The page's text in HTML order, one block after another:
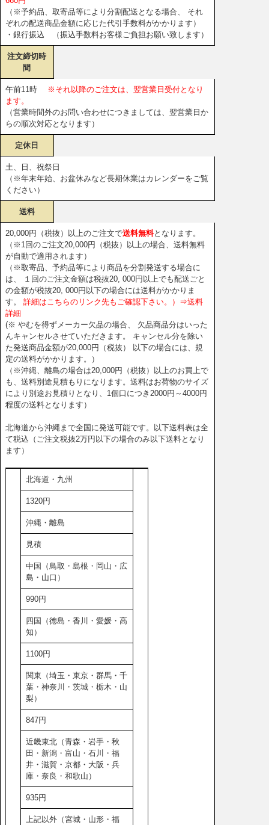
（※予約品、取寄品等により分割配送となる場合、 それ
ぞれの配送商品金額に応じた代引手数料がかかります）
・銀行振込 （振込手数料お客様ご負担お願い致します）
注文締切時
間
午前11時
※それ以降のご注文は、翌営業日受付となり
ます。
（営業時間外のお問い合わせにつきましては、翌営業日か
らの順次対応となります）
定休日
土、日、祝祭日
（※年末年始、お盆休みなど長期休業はカレンダーをご覧
ください）
送料
20,000円（税抜）以上のご注文で送料無料となります。
（※1回のご注文20,000円（税抜）以上の場合、送料無料
が自動で適用されます）
（※取寄品、予約品等により商品を分割発送する場合に
は、 １回のご注文金額は税抜20, 000円以上でも配送ごと
の金額が税抜20, 000円以下の場合には送料がかかりま
す。
詳細はこちらのリンク先もご確認下さい。）⇒送料
詳細
(※ やむを得ずメーカー欠品の場合、 欠品商品分はいった
んキャンセルさせていただきます。 キャンセル分を除い
た発送商品金額が20,000円（税抜） 以下の場合には、規
定の送料がかかります。）
（※沖縄、離島の場合は20,000円（税抜）以上のお買上で
も、送料別途見積もりになります。送料はお荷物のサイズ
により別途お見積りとなり、1個口につき2000円～4000円
程度の送料となります）
北海道から沖縄まで全国に発送可能です。以下送料表は全
て税込（ご注文税抜2万円以下の場合のみ以下送料となり
ます）
北海道・九州
1320円
沖縄・離島
見積
中国（鳥取・島根・岡山・広
島・山口）
990円
四国（徳島・香川・愛媛・高
知）
1100円
関東（埼玉・東京・群馬・千
葉・神奈川・茨城・栃木・山
梨）
847円
近畿東北（青森・岩手・秋
田・新潟・富山・石川・福
井・滋賀・京都・大阪・兵
庫・奈良・和歌山）
935円
上記以外（宮城・山形・福